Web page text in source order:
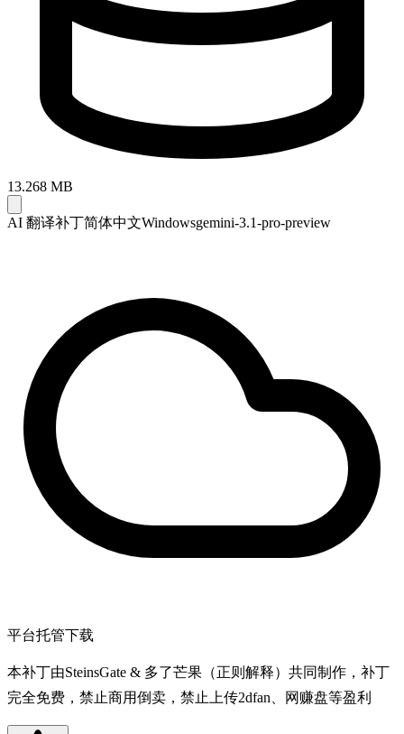
13.268 MB
AI 翻译补丁简体中文Windowsgemini-3.1-pro-preview
平台托管下载
本补丁由SteinsGate & 多了芒果（正则解释）共同制作，补丁
完全免费，禁止商用倒卖，禁止上传2dfan、网赚盘等盈利